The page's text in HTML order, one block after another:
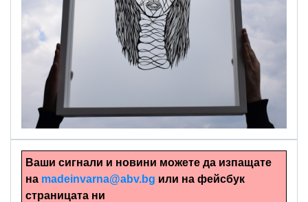
Ръчно изрязани картини
Ваши сигнали и новини можете да изпащате
на madeinvarna@abv.bg или на фейсбук
страницата ни